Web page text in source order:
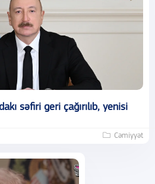
səfiri geri çağırılıb, yenisi
Cəmiyyət